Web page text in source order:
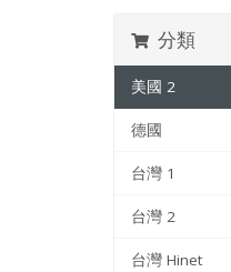
分類
美國 2
德國
台灣 1
台灣 2
台灣 Hinet